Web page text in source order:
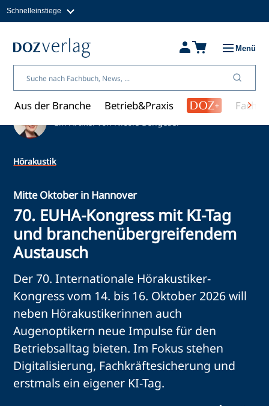
Inhalt
Schnelleinstiege
Fachbücher & Shop
Über uns
Menü
Aus der Branche Betrieb&Praxis
Hörakustik
Mitte Oktober in Hannover
70. EUHA-Kongress mit KI-Tag
und branchenübergreifendem
Austausch
Der 70. Internationale Hörakustiker-
Kongress vom 14. bis 16. Oktober 2026 will
neben Hörakustikerinnen auch
Augenoptikern neue Impulse für den
Betriebsalltag bieten. Im Fokus stehen
Digitalisierung, Fachkräftesicherung und
erstmals ein eigener KI-Tag.